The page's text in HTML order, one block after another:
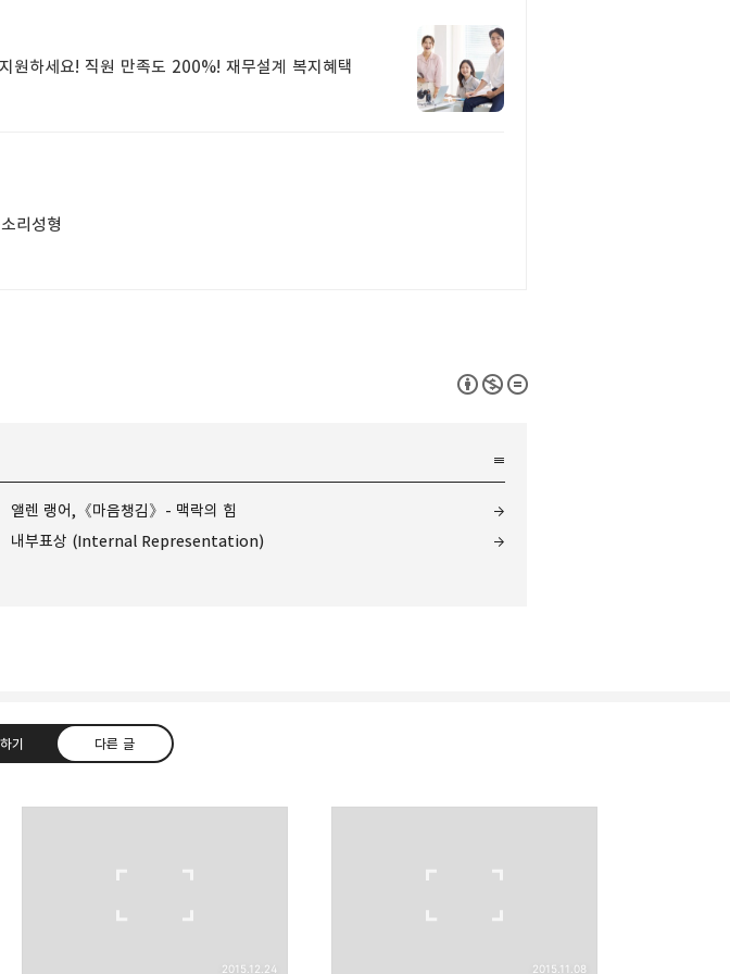
원하세요! 직원 만족도 200%! 재무설계 복지혜택
리성형
앨렌 랭어,《마음챙김》- 맥락의 힘
내부표상 (Internal Representation)
기 다른 글
카카오스토리
2015.12.24 2015.11.08